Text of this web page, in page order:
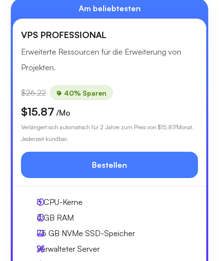
Am beliebtesten
VPS PROFESSIONAL
Erweiterte Ressourcen für die Erweiterung von
Projekten.
$26.22 40% Sparen
$15.87 /Mo
Verlängert sich automatisch für 2 Jahre zum Preis von $15.87/Monat.
Jederzeit kündbar.
Bestellen
3CPU-Kerne
4 GB RAM
75 GB NVMe SSD-Speicher
Verwalteter Server